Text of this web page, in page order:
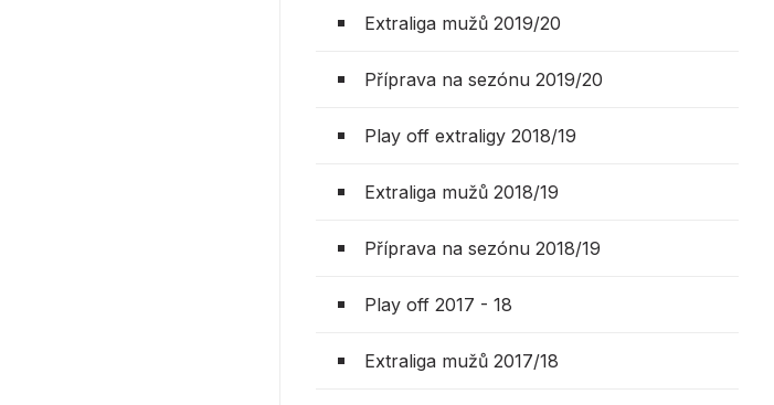
Extraliga mužů 2019/20
Příprava na sezónu 2019/20
Play off extraligy 2018/19
Extraliga mužů 2018/19
Příprava na sezónu 2018/19
Play off 2017 - 18
Extraliga mužů 2017/18